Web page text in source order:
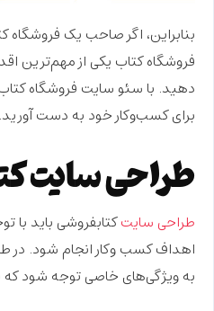
بنابراین، اگر صاحب یک
فروشگاه کتاب یکی از مهم‌ترین
دهید. با سئو سایت فروشگاه کتاب
برای کسب‌وکار خود به دست آورید.
طراحی سایت
طراحی سایتکتابفروشی باید با
اهداف کسب‌ وکار انجام شود. در
به ویژگی‌های خاصی توجه شود که